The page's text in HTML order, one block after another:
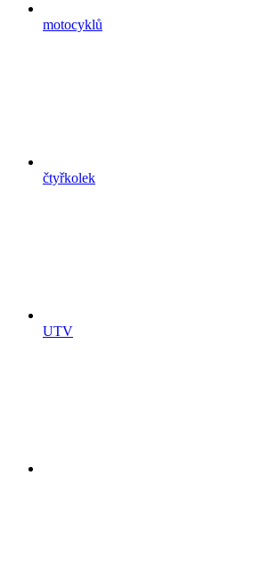
motocyklů
čtyřkolek
UTV